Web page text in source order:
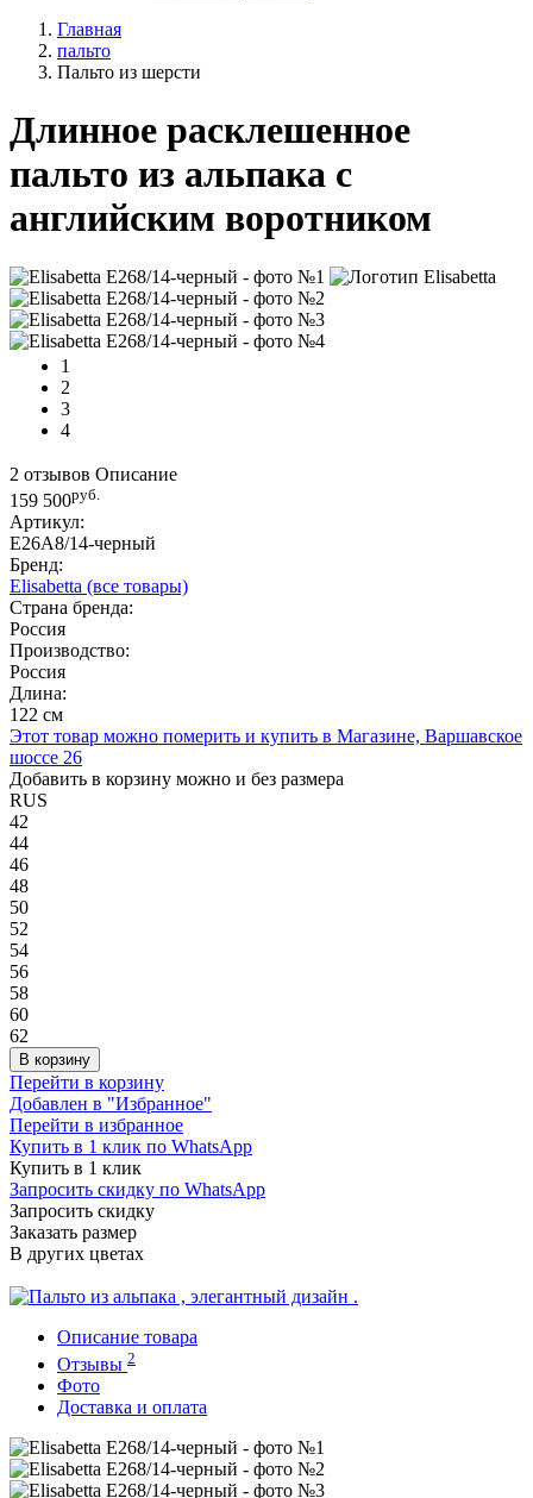
Главная
пальто
Пальто из шерсти
Длинное расклешенное
пальто из альпака с
английским воротником
1
2
3
4
2 отзывов Описание
159 500руб.
Артикул:
E26A8/14-черный
Бренд:
Elisabetta (все товары)
Страна бренда:
Россия
Производство:
Россия
Длина:
122 см
Этот товар можно померить и купить в Магазине, Варшавское
шоссе 26
Добавить в корзину можно и без размера
RUS
42
44
46
48
50
52
54
56
58
60
62
В корзину
Перейти в корзину
Добавлен в "Избранное"
Перейти в избранное
Купить в 1 клик по WhatsApp
Купить в 1 клик
Запросить скидку по WhatsApp
Запросить скидку
Заказать размер
В других цветах
Описание товара
Отзывы 2
Фото
Доставка и оплата